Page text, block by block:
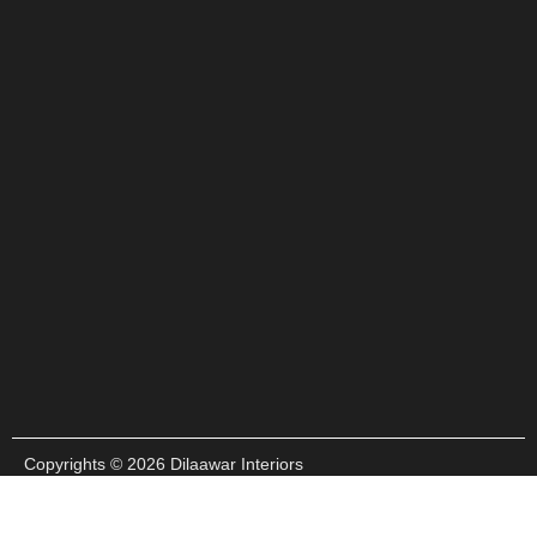
Copyrights © 2026 Dilaawar Interiors